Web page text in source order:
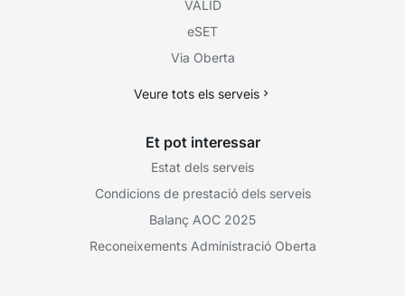
VÀLID
eSET
Via Oberta
Veure tots els serveis
Et pot interessar
Estat dels serveis
Condicions de prestació dels serveis
Balanç AOC 2025
Reconeixements Administració Oberta